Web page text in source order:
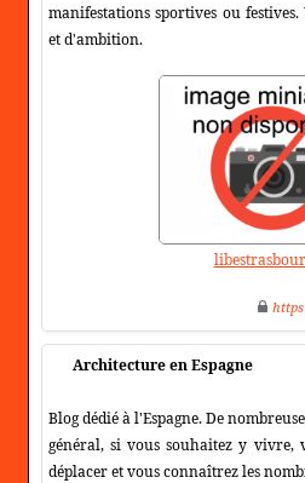
manifestations sportives ou
et d'ambition.
https
Architecture en Espagne
Blog dédié à l'Espagne. De
général, si vous souhaitez y vivre,
déplacer et vous connaîtrez les